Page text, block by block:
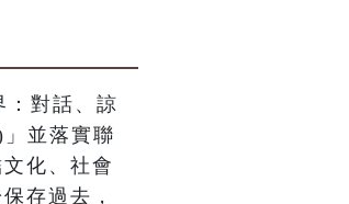
：對話、諒
並落實聯
化、社會
存過去，